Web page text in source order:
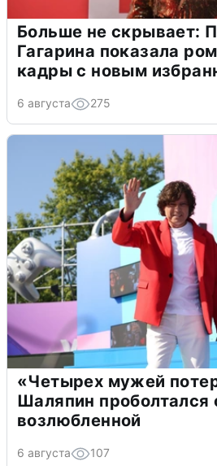
Больше не скрывает:
Гагарина показала
кадры с новым
6 августа 275
«Четырех мужей
Шаляпин проболтался
возлюбленной
6 августа 107